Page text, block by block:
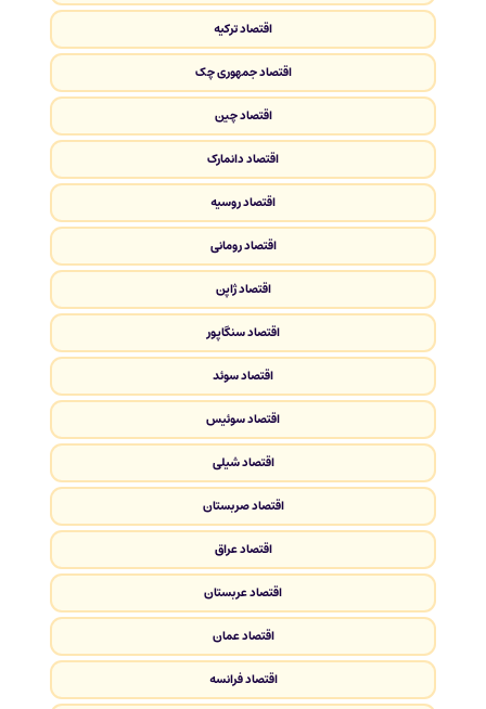
اقتصاد ترکیه
اقتصاد جمهوری چک
اقتصاد چین
اقتصاد دانمارک
اقتصاد روسیه
اقتصاد رومانی
اقتصاد ژاپن
اقتصاد سنگاپور
اقتصاد سوئد
اقتصاد سوئیس
اقتصاد شیلی
اقتصاد صربستان
اقتصاد عراق
اقتصاد عربستان
اقتصاد عمان
اقتصاد فرانسه